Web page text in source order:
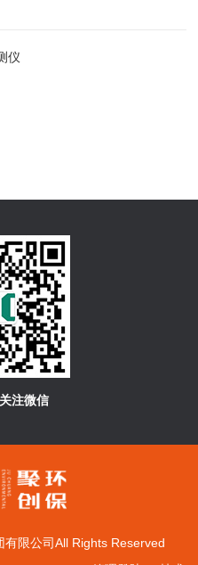
仪
注微信
有限公司All Rights Reserved